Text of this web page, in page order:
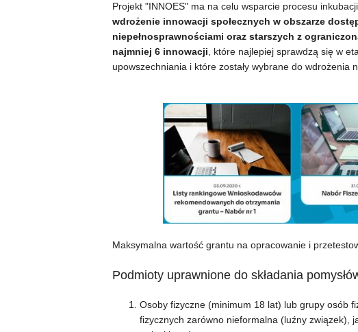
Projekt "INNOES" ma na celu wsparcie procesu
wdrożenie innowacji społecznych w obszarze
niepełnosprawnościami oraz starszych z
najmniej 6 innowacji , które najlepiej sprawdzą się w
upowszechniania i które zostały wybrane do wdrożenia
Maksymalna wartość grantu na opracowanie i
Podmioty uprawnione do składania
Osoby fizyczne (minimum 18 lat) lub grupy osób
fizycznych zarówno nieformalna (luźny związek),